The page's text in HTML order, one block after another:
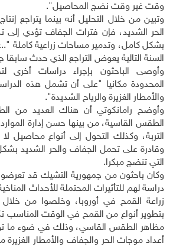
وقت غير وقت نضج المحاصيل".
وتبين من خلال التحليل أنه بينما يتراجع
الحر الشديد، فإن فترات الجفاف تؤدي إلى
بشكل كامل، وتدمير مساحات زراعية كاملة
السنة التالية يعوض التراجع الذي حدث سابقا
وأوصى الباحثون بإجراء دراسات أخرى
المحدودة مكانيا "على أن تشمل هذه
والأمطار الغزيرة والرياح الشديدة".
وأوضح رامانكوتي أن هناك العديد من
الطقس القاسية، من بينها حسن إدارة
التربة، وكذلك التحول إلى أنواع محاصيل لا
وقادرة على تحمل الجفاف والحر الشديد
التي تنضج مبكرا.
وكان باحثون من جمهورية التشيك قد
دراسة لهم للتأثيرات المحتملة للأحداث
زراعة القمح في أوروبا، وخلصوا من خلال
بتطوير أنواع من القمح في الوقت المناسب
مظاهر الطقس القاسي، وذلك في ضوء ما
أعداد موجات الحر والجفاف والأمطار